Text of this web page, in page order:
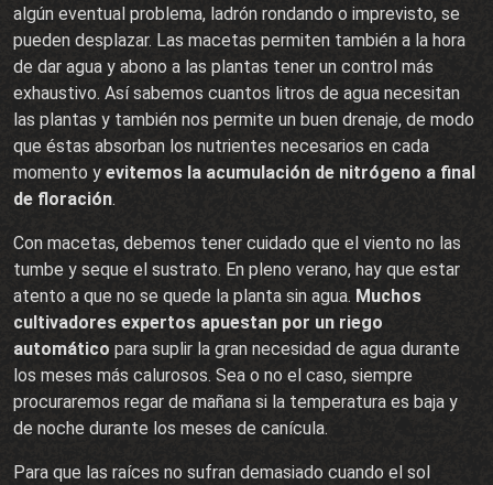
algún eventual problema, ladrón rondando o imprevisto, se
pueden desplazar. Las macetas permiten también a la hora
de dar agua y abono a las plantas tener un control más
exhaustivo. Así sabemos cuantos litros de agua necesitan
las plantas y también nos permite un buen drenaje, de modo
que éstas absorban los nutrientes necesarios en cada
momento y evitemos la acumulación de nitrógeno a final
de floración.
Con macetas, debemos tener cuidado que el viento no las
tumbe y seque el sustrato. En pleno verano, hay que estar
atento a que no se quede la planta sin agua. Muchos
cultivadores expertos apuestan por un riego
automático para suplir la gran necesidad de agua durante
los meses más calurosos. Sea o no el caso, siempre
procuraremos regar de mañana si la temperatura es baja y
de noche durante los meses de canícula.
Para que las raíces no sufran demasiado cuando el sol